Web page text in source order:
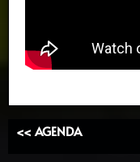
<< AGENDA